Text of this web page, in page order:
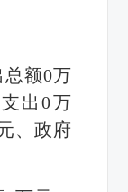
总额0万
出0万
、政府